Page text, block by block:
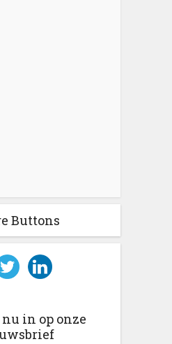
Buttons
in op onze